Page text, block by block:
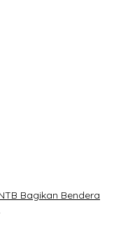
Bagikan Bendera